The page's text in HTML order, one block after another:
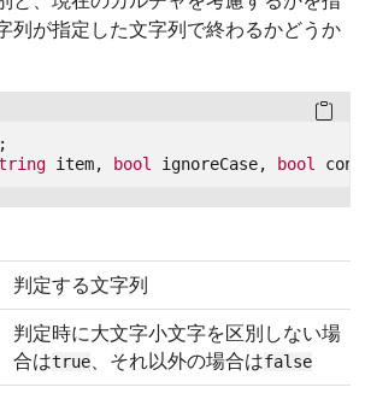
列が指定した文字列で終わるかどうか
;
item, bool ignoreCase, bool
判定する文字列
判定時に大文字小文字を区別しない場
合はtrue、それ以外の場合はfalse